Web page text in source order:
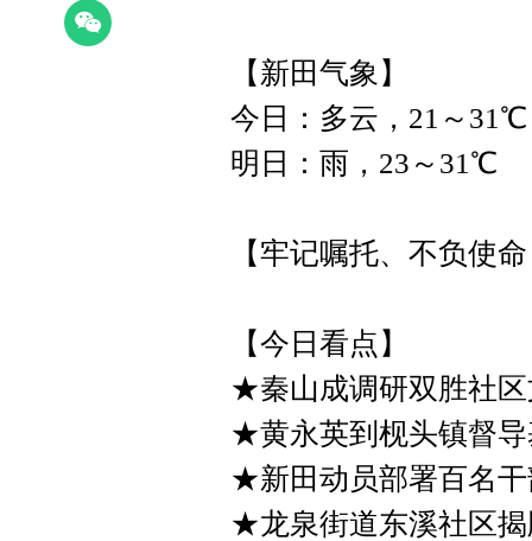
【新田气象】
今日：多云，21～31℃
明日：雨，23～31℃
【牢记嘱托、不负使
【今日看点】
★秦山成调研双胜社
★黄永英到枧头镇督
★新田动员部署百名
★龙泉街道东溪社区揭